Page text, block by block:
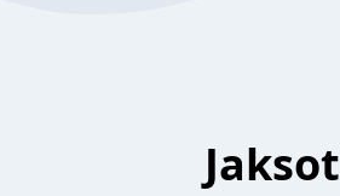
Jaksot